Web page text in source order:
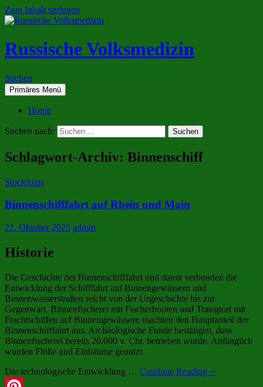
Zum Inhalt springen
Russische Volksmedizin
Suchen
Primäres Menü
Home
Suchen nach:
Schlagwort-Archiv: Binnenschiff
Stockfotos
Binnenschifffahrt auf Rhein und Main
21. Oktober 2025 admin
Historie
Die Geschichte der Binnenschifffahrt und damit verbunden die
Entwicklung der Schifffahrt auf Binnengewässern und
Binnenwasserstraßen reicht von der Urgeschichte bis zur
Gegenwart. Binnenfischerei mit Fischerbooten und Transport mit
Frachtschiffen auf Binnengewässern machten den Hauptanteil der
Binnenschifffahrt aus. Archäologische Funde bestätigen, dass
Binnenfischerei bereits 20.000 v. Chr. betrieben wurde. Anfänglich
wurden Flöße und Einbäume genutzt.
Die technologische Entwicklung … Continue Reading ››